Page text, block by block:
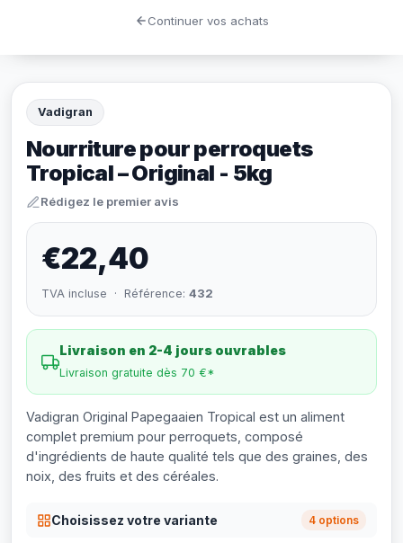
Vadigran
Nourriture pour perroquets
Tropical – Original - 5kg
Rédigez le premier avis
€22,40
TVA incluse · Référence: 432
Livraison en 2-4 jours ouvrables
Livraison gratuite dès 70 €*
Vadigran Original Papegaaien Tropical est un aliment
complet premium pour perroquets, composé
d'ingrédients de haute qualité tels que des graines, des
noix, des fruits et des céréales.
Choisissez votre variante 4 options
Continuer vos achats